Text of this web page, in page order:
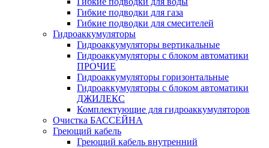
Гибкие подводки для газа
Гибкие подводки для смесителей
Гидроаккумуляторы
Гидроаккумуляторы вертикальные
Гидроаккумуляторы с блоком автоматики
ПРОЧИЕ
Гидроаккумуляторы горизонтальные
Гидроаккумуляторы с блоком автоматики
ДЖИЛЕКС
Комплектующие для гидроаккумуляторов
Очистка БАССЕЙНА
Греющий кабель
Греющий кабель внутренний